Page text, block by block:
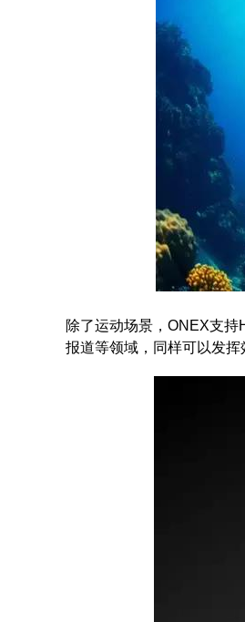
除了运动场景，ONEX支
报道等领域，同样可以发挥